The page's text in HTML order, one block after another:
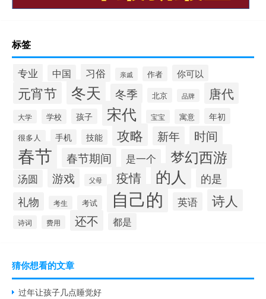
标签
专业 中国 习俗 亲戚 作者 你可以
元宵节 冬天 冬季 北京 品牌 唐代
大学 学校 孩子 宋代 宝宝 寓意 年初
很多人 手机 技能 攻略 新年 时间
春节 春节期间 是一个 梦幻西游
汤圆 游戏 父母 疫情 的人 的是
礼物 考生 考试 自己的 英语 诗人
诗词 费用 还不 都是
猜你想看的文章
过年让孩子几点睡觉好